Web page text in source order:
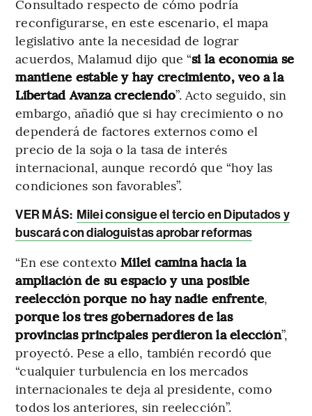
Consultado respecto de cómo podría
reconfigurarse, en este escenario, el mapa
legislativo ante la necesidad de lograr
acuerdos, Malamud dijo que “si la economía se
mantiene estable y hay crecimiento, veo a la
Libertad Avanza creciendo”. Acto seguido, sin
embargo, añadió que si hay crecimiento o no
dependerá de factores externos como el
precio de la soja o la tasa de interés
internacional, aunque recordó que “hoy las
condiciones son favorables”.
VER MÁS: Milei consigue el tercio en Diputados y
buscará con dialoguistas aprobar reformas
“En ese contextoMilei camina hacia la
ampliación de su espacio y una posible
reelección porque no hay nadie enfrente,
porque los tres gobernadores de las
provincias principales perdieron la elección”,
proyectó. Pese a ello, también recordó que
“cualquier turbulencia en los mercados
internacionales te deja al presidente, como
todos los anteriores, sin reelección”.